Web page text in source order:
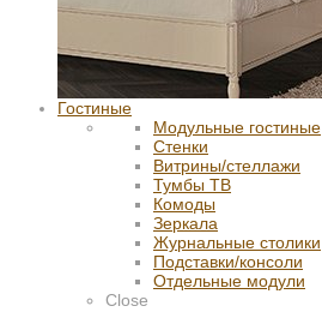
Гостиные
Модульные гостиные
Стенки
Витрины/стеллажи
Тумбы ТВ
Комоды
Зеркала
Журнальные столики
Подставки/консоли
Отдельные модули
Close